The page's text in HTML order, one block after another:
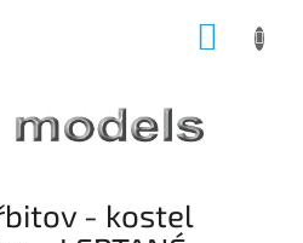
- kostel